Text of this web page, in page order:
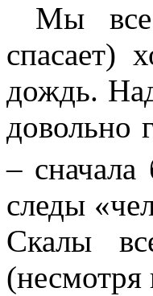
Мы все
спасает)
дождь.
довольно
–
следы
Скалы
(несмотря